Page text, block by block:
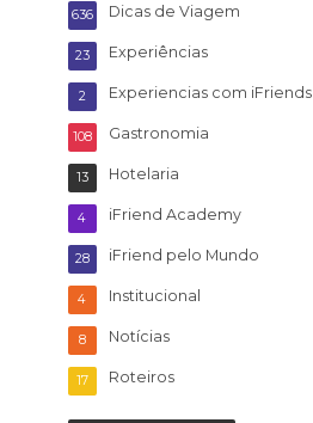
Dicas de Viagem
636
Experiências
23
Experiencias com iFriends
2
Gastronomia
108
Hotelaria
13
iFriend Academy
4
iFriend pelo Mundo
28
Institucional
4
Notícias
8
Roteiros
17